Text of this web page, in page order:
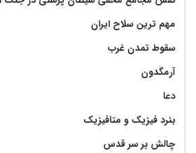
مهم ترین سلاح ایران
سقوط تمدن غرب
آرمگدون
دعا
بنرد فیزیک و متافیزیک
چالش بر سر قدس